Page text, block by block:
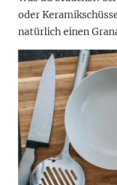
oder
natürlich einen